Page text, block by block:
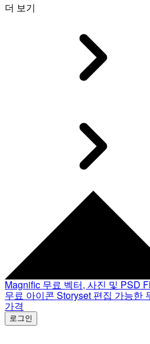
더 보기
Magnific 무료 벡터, 사진 및 PSD
무료 아이콘 Storyset 편집 가능한
가격
로그인